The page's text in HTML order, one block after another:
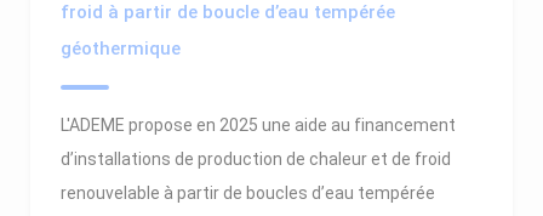
froid à partir de boucle d’eau tempérée
géothermique
L'ADEME propose en 2025 une aide au financement
d’installations de production de chaleur et de froid
renouvelable à partir de boucles d’eau tempérée